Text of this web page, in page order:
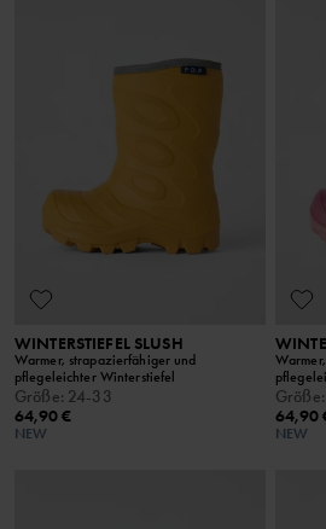
WINTERSTIEFEL SLUSH
Warmer, strapazierfähiger und
pflegeleichter Winterstiefel
Größe: 24-33
64,90 €
NEW
Größe:
64,90
NEW